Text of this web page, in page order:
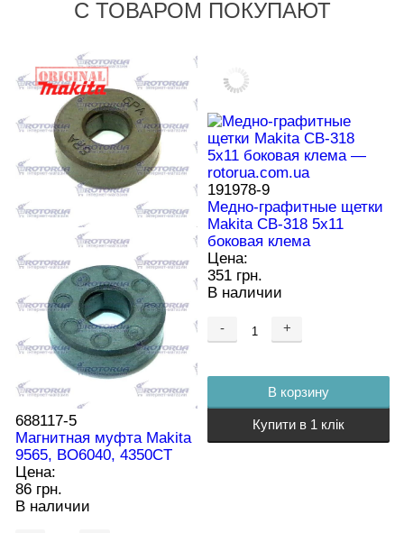
С ТОВАРОМ ПОКУПАЮТ
688117-5
Магнитная муфта Makita
9565, BO6040, 4350CT
Цена:
86 грн.
В наличии
Медно-графитные щетки
В наличии